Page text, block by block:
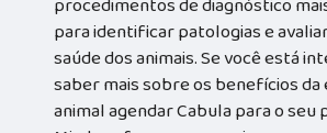
para identificar patologias e
saúde dos animais. Se você está
saber mais sobre os benefícios da
animal agendar Cabula para o seu